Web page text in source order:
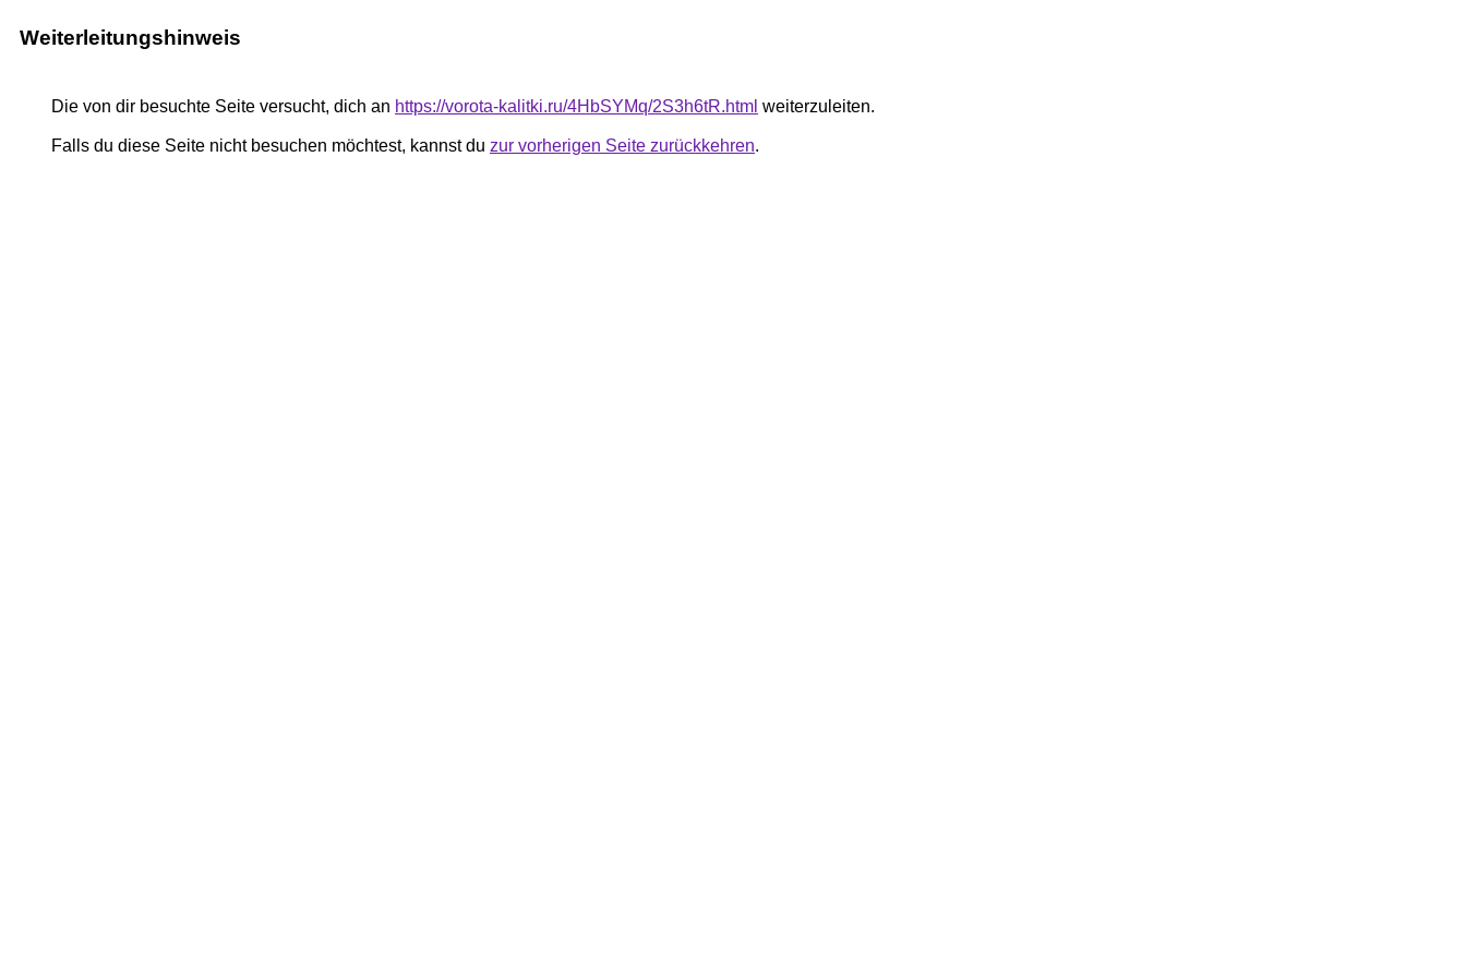
Weiterleitungshinweis
Die von dir besuchte Seite versucht, dich an https://vorota-kalitki.ru/4HbSYMq/2S3h6tR.html weiterzuleiten.
Falls du diese Seite nicht besuchen möchtest, kannst du zur vorherigen Seite zurückkehren.